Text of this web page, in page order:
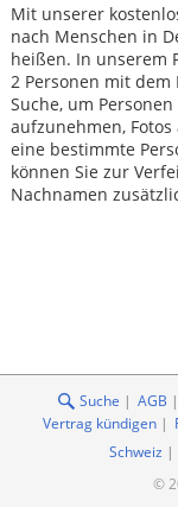
Mit unserer
nach Menschen in
heißen. In unserem
2 Personen mit dem
Suche, um
aufzunehmen,
eine bestimmte
können Sie zur
Nachnamen
Suche AGB
Vertrag kündigen
Schweiz
©